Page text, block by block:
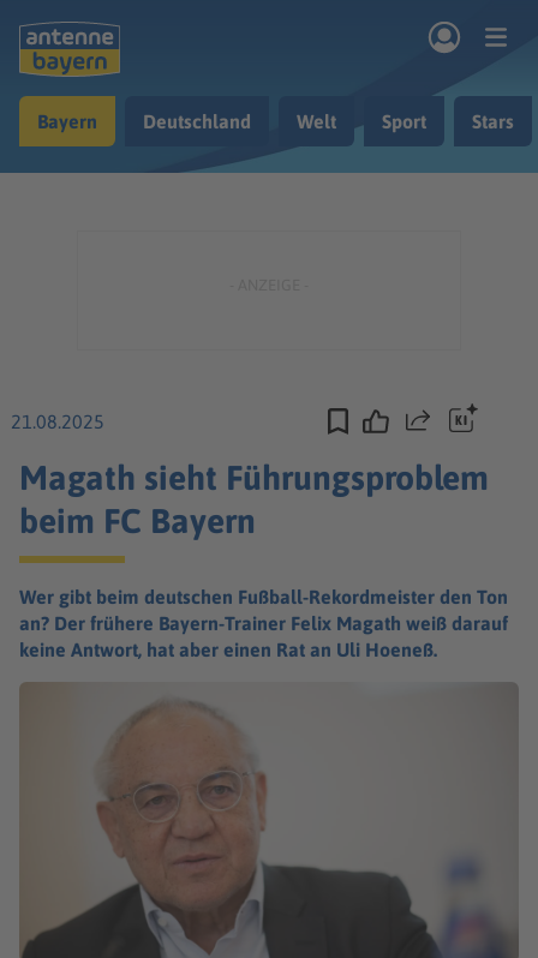
Musik & Radio
Bayern Deutschland Welt Sport Stars
21.08.2025 Teilen
Magath sieht Führungsproblem
beim FC Bayern
Wer gibt beim deutschen Fußball-Rekordmeister den Ton
an? Der frühere Bayern-Trainer Felix Magath weiß darauf
keine Antwort, hat aber einen Rat an Uli Hoeneß.